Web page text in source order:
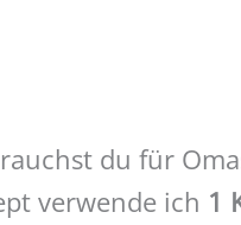
du für
verwende ich 1